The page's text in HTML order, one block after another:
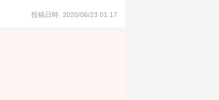
投稿日時: 2020/06/23 01:17